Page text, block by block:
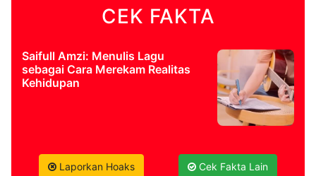
CEK FAKTA
Saifull Amzi: Menulis Lagu
sebagai Cara Merekam Realitas
Kehidupan
Laporkan Hoaks Cek Fakta Lain